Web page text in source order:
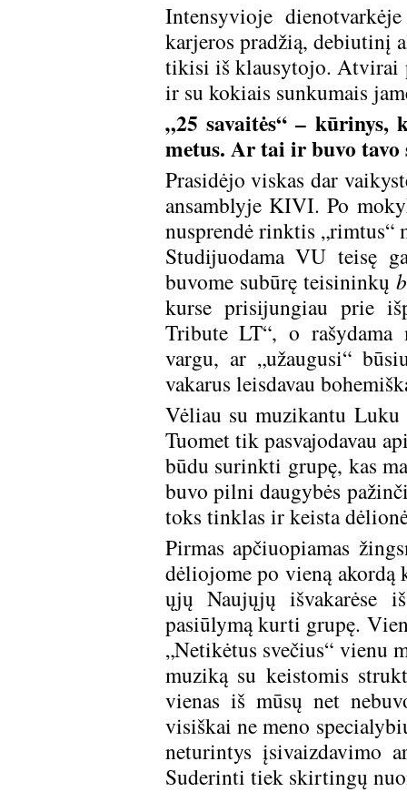
Intensyvioje
karjeros pradžią, debiutinį
tikisi iš klausytojo. Atvirai
ir su kokiais sunkumais
„25 savaitės“ –
metus. Ar tai ir buvo
Prasidėjo viskas dar
ansamblyje KIVI. Po
nusprendė rinktis „rimtus“
Studijuodama VU teisę
buvome subūrę teisininkų
kurse prisijungiau prie
Tribute LT“, o rašydama
vargu, ar „užaugusi“
vakarus leisdavau
Vėliau su muzikantu Luku
Tuomet tik pasvajodavau
būdu surinkti grupę, kas
buvo pilni daugybės
toks tinklas ir keista
Pirmas apčiuopiamas
dėliojome po vieną akordą
ųjų Naujųjų išvakarėse
pasiūlymą kurti grupę.
„Netikėtus svečius“ vienu
muziką su keistomis
vienas iš mūsų net
visiškai ne meno
neturintys įsivaizdavimo
Suderinti tiek skirtingų